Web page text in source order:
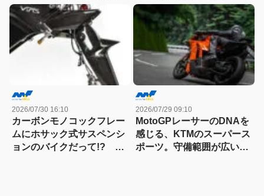
キット試乗記
グスター700ツイン・リミ
テッドエディション試乗記
2026/07/30 16:10
カーボンモノコックフレー
ムにホサック式サスペンシ
ョンのバイクだって!? ヴ
2026/07/29 09:10
MotoGPレーサーのDNAを
感じる、KTMのスーパース
ポーツ。守備範囲が広い史